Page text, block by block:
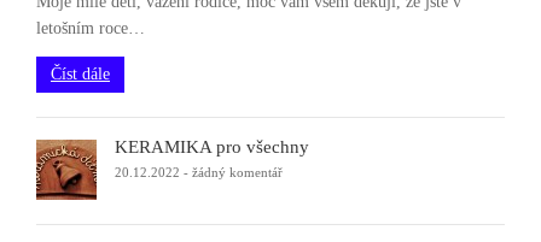
letošním roce…
Číst dále
KERAMIKA pro všechny
20.12.2022 - žádný komentář